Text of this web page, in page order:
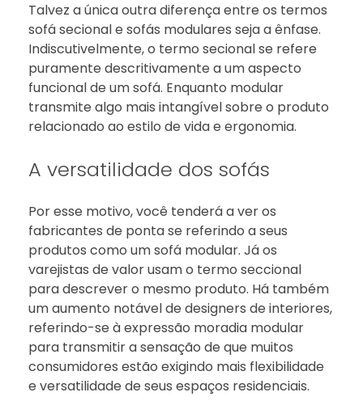
Talvez a única outra diferença entre os termos
sofá secional e sofás modulares seja a ênfase.
Indiscutivelmente, o termo secional se refere
puramente descritivamente a um aspecto
funcional de um sofá. Enquanto modular
transmite algo mais intangível sobre o produto
relacionado ao estilo de vida e ergonomia.
A versatilidade dos sofás
Por esse motivo, você tenderá a ver os
fabricantes de ponta se referindo a seus
produtos como um sofá modular. Já os
varejistas de valor usam o termo seccional
para descrever o mesmo produto. Há também
um aumento notável de designers de interiores,
referindo-se à expressão moradia modular
para transmitir a sensação de que muitos
consumidores estão exigindo mais flexibilidade
e versatilidade de seus espaços residenciais.